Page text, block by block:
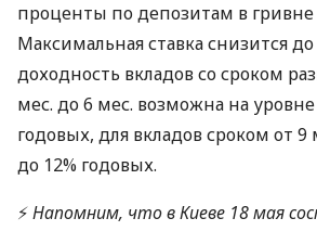
проценты по депозитам в гривне
Максимальная ставка снизится
доходность вкладов со сроком
мес. до 6 мес. возможна на уровне
годовых, для вкладов сроком от
до 12% годовых.
⚡Напомним, что в Киеве 18 мая